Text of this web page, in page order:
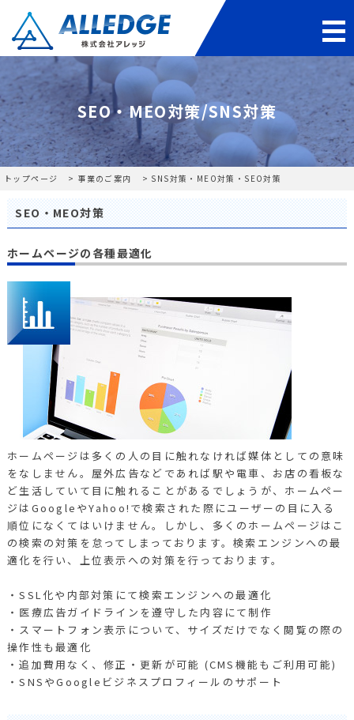
SEO・MEO対策/SNS対策
トップページ 事業のご案内 SNS対策・MEO対策・SEO対策
SEO・MEO対策
ホームページの各種最適化
ホームページは多くの人の目に触れなければ媒体としての意味
をなしません。屋外広告などであれば駅や電車、お店の看板な
ど生活していて目に触れることがあるでしょうが、ホームペー
ジはGoogleやYahoo!で検索された際にユーザーの目に入る
順位になくてはいけません。しかし、多くのホームページはこ
の検索の対策を怠ってしまっております。検索エンジンへの最
適化を行い、上位表示への対策を行っております。
・SSL化や内部対策にて検索エンジンへの最適化
・医療広告ガイドラインを遵守した内容にて制作
・スマートフォン表示について、サイズだけでなく閲覧の際の
操作性も最適化
・追加費用なく、修正・更新が可能 (CMS機能もご利用可能)
・SNSやGoogleビジネスプロフィールのサポート